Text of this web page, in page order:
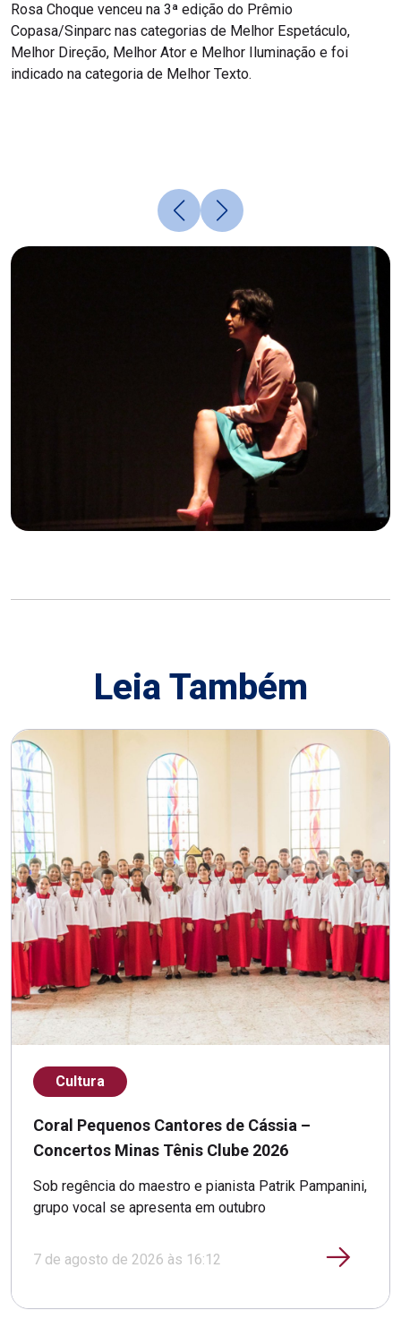
Rosa Choque venceu na 3ª edição do Prêmio
Copasa/Sinparc nas categorias de Melhor Espetáculo,
Melhor Direção, Melhor Ator e Melhor Iluminação e foi
indicado na categoria de Melhor Texto.
Leia Também
Cultura
Coral Pequenos Cantores de Cássia –
Concertos Minas Tênis Clube 2026
Sob regência do maestro e pianista Patrik Pampanini,
grupo vocal se apresenta em outubro
7 de agosto de 2026 às 16:12